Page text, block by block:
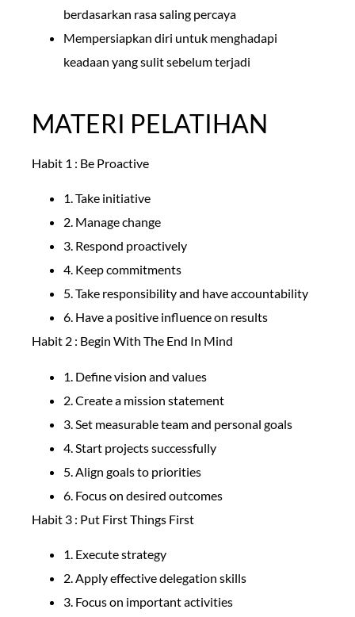
berdasarkan rasa saling percaya
Mempersiapkan diri untuk menghadapi
keadaan yang sulit sebelum terjadi
MATERI PELATIHAN
Habit 1 : Be Proactive
1. Take initiative
2. Manage change
3. Respond proactively
4. Keep commitments
5. Take responsibility and have accountability
6. Have a positive influence on results
Habit 2 : Begin With The End In Mind
1. Define vision and values
2. Create a mission statement
3. Set measurable team and personal goals
4. Start projects successfully
5. Align goals to priorities
6. Focus on desired outcomes
Habit 3 : Put First Things First
1. Execute strategy
2. Apply effective delegation skills
3. Focus on important activities